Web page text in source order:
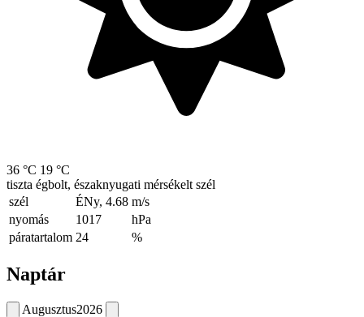
36 °C 19 °C
tiszta égbolt, északnyugati mérsékelt szél
szél
ÉNy, 4.68 m/s
nyomás
1017
hPa
páratartalom 24 %
Naptár
Augusztus2026